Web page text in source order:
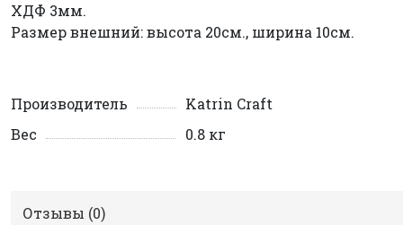
ХДФ 3мм.
Размер внешний: высота 20см., ширина 10см.
Производитель
Katrin Craft
Вес
0.8 кг
Отзывы (0)